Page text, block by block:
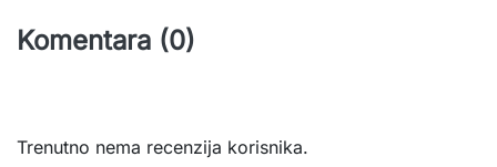
Komentara (0)
Trenutno nema recenzija korisnika.